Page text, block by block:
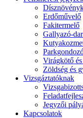
Erdőművelő
Fakitermelő
Gallyazó-
Virágkötő
Zöldség és
Vizsgáztatóknak
Jegyzői
Kapcsolatok